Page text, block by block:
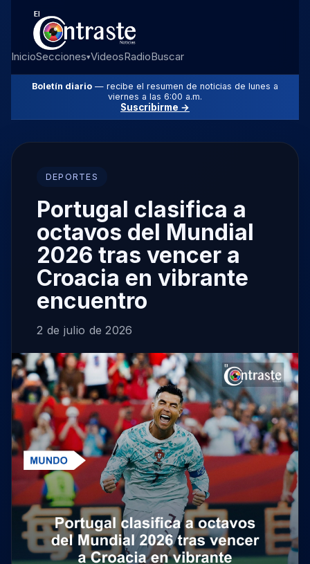
InicioSecciones▾VideosRadioBuscar
Boletín diario — recibe el resumen de noticias de lunes a
viernes a las 6:00 a.m.
Suscribirme →
DEPORTES
Portugal clasifica a
octavos del Mundial
2026 tras vencer a
Croacia en vibrante
encuentro
2 de julio de 2026